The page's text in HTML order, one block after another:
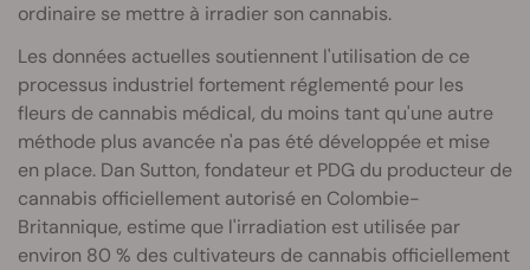
ordinaire se mettre à irradier son cannabis.
Les données actuelles soutiennent l'utilisation de ce
processus industriel fortement réglementé pour les
fleurs de cannabis médical, du moins tant qu'une autre
méthode plus avancée n'a pas été développée et mise
en place. Dan Sutton, fondateur et PDG du producteur de
cannabis officiellement autorisé en Colombie-
Britannique, estime que l'irradiation est utilisée par
environ 80 % des cultivateurs de cannabis officiellement